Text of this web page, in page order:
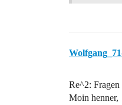
Re^2:
Moin henner,